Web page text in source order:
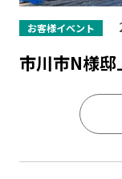
お客様イベント
市川市N様